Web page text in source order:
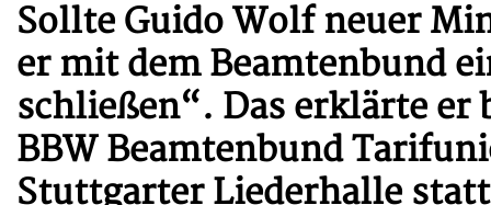
Sollte Guido Wolf neuer
er mit dem Beamtenbund
schließen“. Das erklärte er
BBW Beamtenbund
Stuttgarter Liederhalle